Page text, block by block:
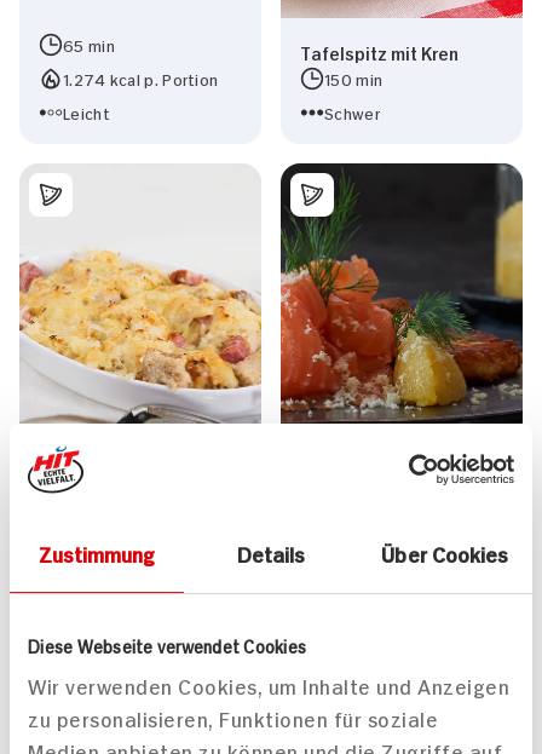
Zustimmung Details Über Cookies
Diese Webseite verwendet Cookies
Wir verwenden Cookies, um Inhalte und Anzeigen
zu personalisieren, Funktionen für soziale
65 min
1.274 kcal p. Portion
Leicht
Tafelspitz mit Kren
150 min
Schwer
Sauerkraut-Brot-Auflauf
65 min
Reibekuchen mit
Mittel